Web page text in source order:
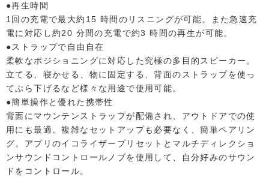
●再生時間
1回の充電で最大約15 時間のリスニングが可能。また急速充
電に対応し約20 分間の充電で約3 時間の再生が可能。
●ストラップで自由自在
柔軟なポジショニングに対応した究極の多目的スピーカー。
立てる、寝かせる、物に固定する、背面のストラップを使っ
てぶら下げるなど様々な用途で使用可能。
●簡単操作と優れた携帯性
背面にマウンテンストラップが配備され、アウトドアでの使
用にも最適。複雑なセットアップも必要なく、簡単ペアリン
グ。アプリのイコライザープリセットとマルチディレクショ
ンサウンドコントロールノブを使用して、自分好みのサウン
ドをコントロール。